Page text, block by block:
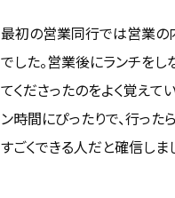
最初の営業同行では営業の
でした。営業後にランチを
てくださったのをよく覚え
ン時間にぴったりで、行っ
すごくできる人だと確信しまし